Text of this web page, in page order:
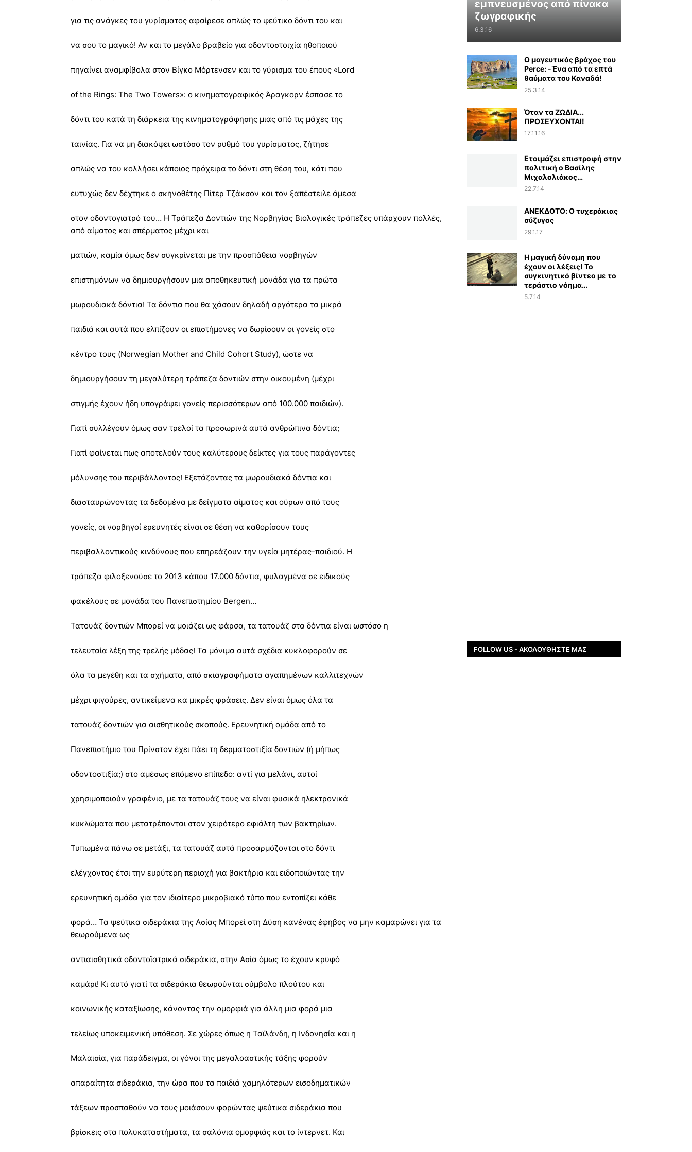
για τις ανάγκες του γυρίσματος αφαίρεσε απλώς το ψεύτικο δόντι του και
να σου το μαγικό! Αν και το μεγάλο βραβείο για οδοντοστοιχία ηθοποιού
πηγαίνει αναμφίβολα στον Βίγκο Μόρτενσεν και το γύρισμα του έπους «Lord
of the Rings: The Two Towers»: ο κινηματογραφικός Άραγκορν έσπασε το
δόντι του κατά τη διάρκεια της κινηματογράφησης μιας από τις μάχες της
ταινίας. Για να μη διακόψει ωστόσο τον ρυθμό του γυρίσματος, ζήτησε
απλώς να του κολλήσει κάποιος πρόχειρα το δόντι στη θέση του, κάτι που
ευτυχώς δεν δέχτηκε ο σκηνοθέτης Πίτερ Τζάκσον και τον ξαπέστειλε άμεσα
στον οδοντογιατρό του… Η Τράπεζα Δοντιών της Νορβηγίας Βιολογικές τράπεζες υπάρχουν πολλές,
από αίματος και σπέρματος μέχρι και
ματιών, καμία όμως δεν συγκρίνεται με την προσπάθεια νορβηγών
επιστημόνων να δημιουργήσουν μια αποθηκευτική μονάδα για τα πρώτα
μωρουδιακά δόντια! Τα δόντια που θα χάσουν δηλαδή αργότερα τα μικρά
παιδιά και αυτά που ελπίζουν οι επιστήμονες να δωρίσουν οι γονείς στο
κέντρο τους (Norwegian Mother and Child Cohort Study), ώστε να
δημιουργήσουν τη μεγαλύτερη τράπεζα δοντιών στην οικουμένη (μέχρι
στιγμής έχουν ήδη υπογράψει γονείς περισσότερων από 100.000 παιδιών).
Γιατί συλλέγουν όμως σαν τρελοί τα προσωρινά αυτά ανθρώπινα δόντια;
Γιατί φαίνεται πως αποτελούν τους καλύτερους δείκτες για τους παράγοντες
μόλυνσης του περιβάλλοντος! Εξετάζοντας τα μωρουδιακά δόντια και
διασταυρώνοντας τα δεδομένα με δείγματα αίματος και ούρων από τους
γονείς, οι νορβηγοί ερευνητές είναι σε θέση να καθορίσουν τους
περιβαλλοντικούς κινδύνους που επηρεάζουν την υγεία μητέρας-παιδιού. Η
τράπεζα φιλοξενούσε το 2013 κάπου 17.000 δόντια, φυλαγμένα σε ειδικούς
φακέλους σε μονάδα του Πανεπιστημίου Bergen…
Τατουάζ δοντιών Μπορεί να μοιάζει ως φάρσα, τα τατουάζ στα δόντια είναι ωστόσο η
τελευταία λέξη της τρελής μόδας! Τα μόνιμα αυτά σχέδια κυκλοφορούν σε
όλα τα μεγέθη και τα σχήματα, από σκιαγραφήματα αγαπημένων καλλιτεχνών
μέχρι φιγούρες, αντικείμενα κα μικρές φράσεις. Δεν είναι όμως όλα τα
τατουάζ δοντιών για αισθητικούς σκοπούς. Ερευνητική ομάδα από το
Πανεπιστήμιο του Πρίνστον έχει πάει τη δερματοστιξία δοντιών (ή μήπως
οδοντοστιξία;) στο αμέσως επόμενο επίπεδο: αντί για μελάνι, αυτοί
χρησιμοποιούν γραφένιο, με τα τατουάζ τους να είναι φυσικά ηλεκτρονικά
κυκλώματα που μετατρέπονται στον χειρότερο εφιάλτη των βακτηρίων.
Τυπωμένα πάνω σε μετάξι, τα τατουάζ αυτά προσαρμόζονται στο δόντι
ελέγχοντας έτσι την ευρύτερη περιοχή για βακτήρια και ειδοποιώντας την
ερευνητική ομάδα για τον ιδιαίτερο μικροβιακό τύπο που εντοπίζει κάθε
φορά… Τα ψεύτικα σιδεράκια της Ασίας Μπορεί στη Δύση κανένας έφηβος να μην καμαρώνει για τα
θεωρούμενα ως
αντιαισθητικά οδοντοϊατρικά σιδεράκια, στην Ασία όμως το έχουν κρυφό
καμάρι! Κι αυτό γιατί τα σιδεράκια θεωρούνται σύμβολο πλούτου και
κοινωνικής καταξίωσης, κάνοντας την ομορφιά για άλλη μια φορά μια
τελείως υποκειμενική υπόθεση. Σε χώρες όπως η Ταϊλάνδη, η Ινδονησία και η
Μαλαισία, για παράδειγμα, οι γόνοι της μεγαλοαστικής τάξης φορούν
απαραίτητα σιδεράκια, την ώρα που τα παιδιά χαμηλότερων εισοδηματικών
τάξεων προσπαθούν να τους μοιάσουν φορώντας ψεύτικα σιδεράκια που
βρίσκεις στα πολυκαταστήματα, τα σαλόνια ομορφιάς και το ίντερνετ. Και
εμπνευσμένος από πίνακα
ζωγραφικής
6.3.16
Ο μαγευτικός βράχος του
Perce: -Ένα από τα επτά
θαύματα του Καναδά!
25.3.14
Όταν τα ΖΩΔΙΑ...
ΠΡΟΣΕΥΧΟΝΤΑΙ!
17.11.16
Ετοιμάζει επιστροφή στην
πολιτική ο Βασίλης
Μιχαλολιάκος…
22.7.14
ΑΝΕΚΔΟΤΟ: Ο τυχεράκιας
σύζυγος
29.1.17
Η μαγική δύναμη που
έχουν οι λέξεις! Το
συγκινητικό βίντεο με το
τεράστιο νόημα…
5.7.14
FOLLOW US - ΑΚΟΛΟΥΘΉΣΤΕ ΜΑΣ